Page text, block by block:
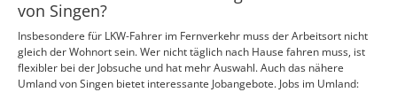
von Singen?
Insbesondere für LKW-Fahrer im Fernverkehr muss der Arbeitsort nicht
gleich der Wohnort sein. Wer nicht täglich nach Hause fahren muss, ist
flexibler bei der Jobsuche und hat mehr Auswahl. Auch das nähere
Umland von Singen bietet interessante Jobangebote. Jobs im Umland: